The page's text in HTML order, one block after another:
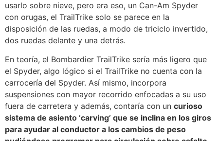
usarlo sobre nieve, pero era eso, un Can-Am Spyder
con orugas, el TrailTrike solo se parece en la
disposición de las ruedas, a modo de triciclo invertido,
dos ruedas delante y una detrás.
En teoría, el Bombardier TrailTrike sería más ligero que
el Spyder, algo lógico si el TrailTrike no cuenta con la
carrocería del Spyder. Así mismo, incorpora
suspensiones con mayor recorrido enfocadas a su uso
fuera de carretera y además, contaría con un curioso
sistema de asiento ‘carving’ que se inclina en los giros
para ayudar al conductor a los cambios de peso